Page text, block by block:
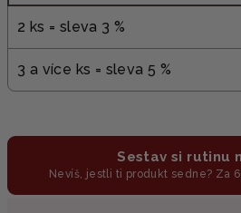
2 ks = sleva 3 %
3 a více ks = sleva 5 %
Sestav si rutinu
Nevíš, jestli ti produkt sedne? Za